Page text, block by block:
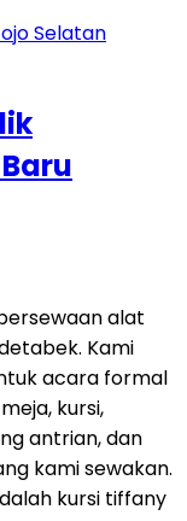
alat
Kami
acara formal
kursi,
antrian, dan
kami sewakan.
kursi tiffany